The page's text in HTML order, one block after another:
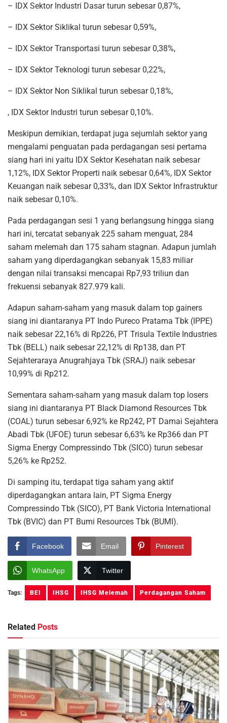
– IDX Sektor Industri Dasar turun sebesar 0,87%,
– IDX Sektor Siklikal turun sebesar 0,59%,
– IDX Sektor Transportasi turun sebesar 0,38%,
– IDX Sektor Teknologi turun sebesar 0,22%,
– IDX Sektor Non Siklikal turun sebesar 0,18%,
, IDX Sektor Industri turun sebesar 0,10%.
Meskipun demikian, terdapat juga sejumlah sektor yang
mengalami penguatan pada perdagangan sesi pertama
siang hari ini yaitu IDX Sektor Kesehatan naik sebesar
1,12%, IDX Sektor Properti naik sebesar 0,64%, IDX Sektor
Keuangan naik sebesar 0,33%, dan IDX Sektor Infrastruktur
naik sebesar 0,10%.
Pada perdagangan sesi 1 yang berlangsung hingga siang
hari ini, tercatat sebanyak 225 saham menguat, 284
saham melemah dan 175 saham stagnan. Adapun jumlah
saham yang diperdagangkan sebanyak 15,83 miliar
dengan nilai transaksi mencapai Rp7,93 triliun dan
frekuensi sebanyak 827.979 kali.
Adapun saham-saham yang masuk dalam top gainers
siang ini diantaranya PT Indo Pureco Pratama Tbk (IPPE)
naik sebesar 22,16% di Rp226, PT Trisula Textile Industries
Tbk (BELL) naik sebesar 22,12% di Rp138, dan PT
Sejahteraraya Anugrahjaya Tbk (SRAJ) naik sebesar
10,99% di Rp212.
Sementara saham-saham yang masuk dalam top losers
siang ini diantaranya PT Black Diamond Resources Tbk
(COAL) turun sebesar 6,92% ke Rp242, PT Damai Sejahtera
Abadi Tbk (UFOE) turun sebesar 6,63% ke Rp366 dan PT
Sigma Energy Compressindo Tbk (SICO) turun sebesar
5,26% ke Rp252.
Di samping itu, terdapat tiga saham yang aktif
diperdagangkan antara lain, PT Sigma Energy
Compressindo Tbk (SICO), PT Bank Victoria International
Tbk (BVIC) dan PT Bumi Resources Tbk (BUMI).
Facebook Email Pinterest
WhatsApp Twitter
Tags: BEI IHSG IHSG Melemah Perdagangan Saham
Related Posts